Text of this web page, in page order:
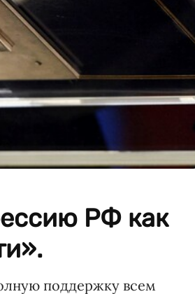
РФ как
поддержку всем